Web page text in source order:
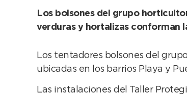
Los bolsones del grupo
verduras y hortalizas conforman
Los tentadores bolsones del
ubicadas en los barrios Playa y
Las instalaciones del Taller